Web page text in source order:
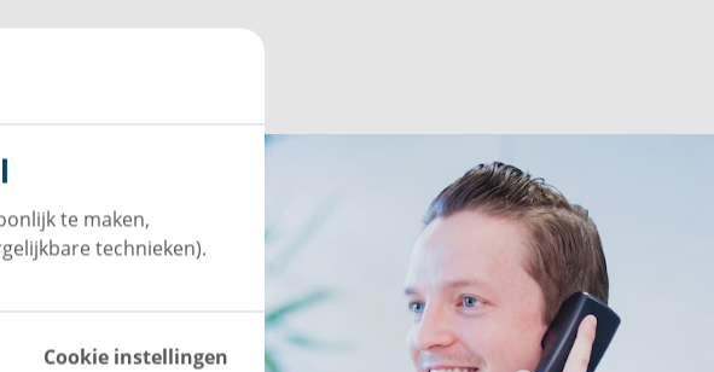
te maken,
technieken).
Cookie instellingen